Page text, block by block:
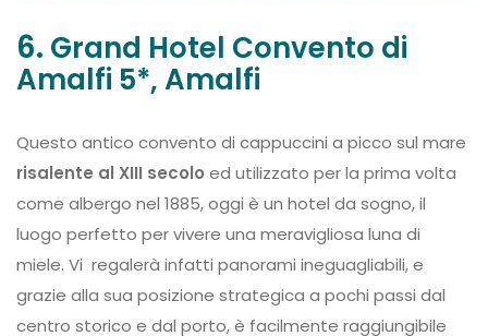
6. Grand Hotel Convento di
Amalfi 5*, Amalfi
Questo antico convento di cappuccini a picco sul mare
risalente al XIII secolo ed utilizzato per la prima volta
come albergo nel 1885, oggi è un hotel da sogno, il
luogo perfetto per vivere una meravigliosa luna di
miele. Vi regalerà infatti panorami ineguagliabili, e
grazie alla sua posizione strategica a pochi passi dal
centro storico e dal porto, è facilmente raggiungibile